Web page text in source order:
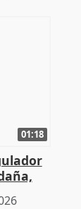
01:18